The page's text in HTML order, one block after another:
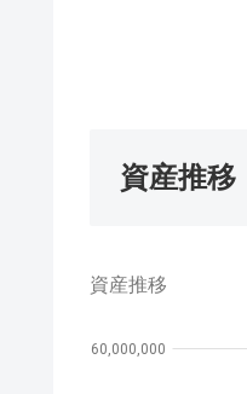
資産推移
資産推移
60,000,000